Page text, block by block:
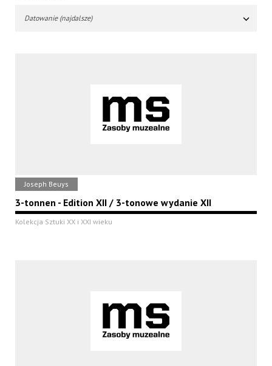
Datowanie (najdalsze)
Joseph Beuys
3-tonnen - Edition XII / 3-tonowe wydanie XII
Kolekcja Sztuki XX i XXI wieku